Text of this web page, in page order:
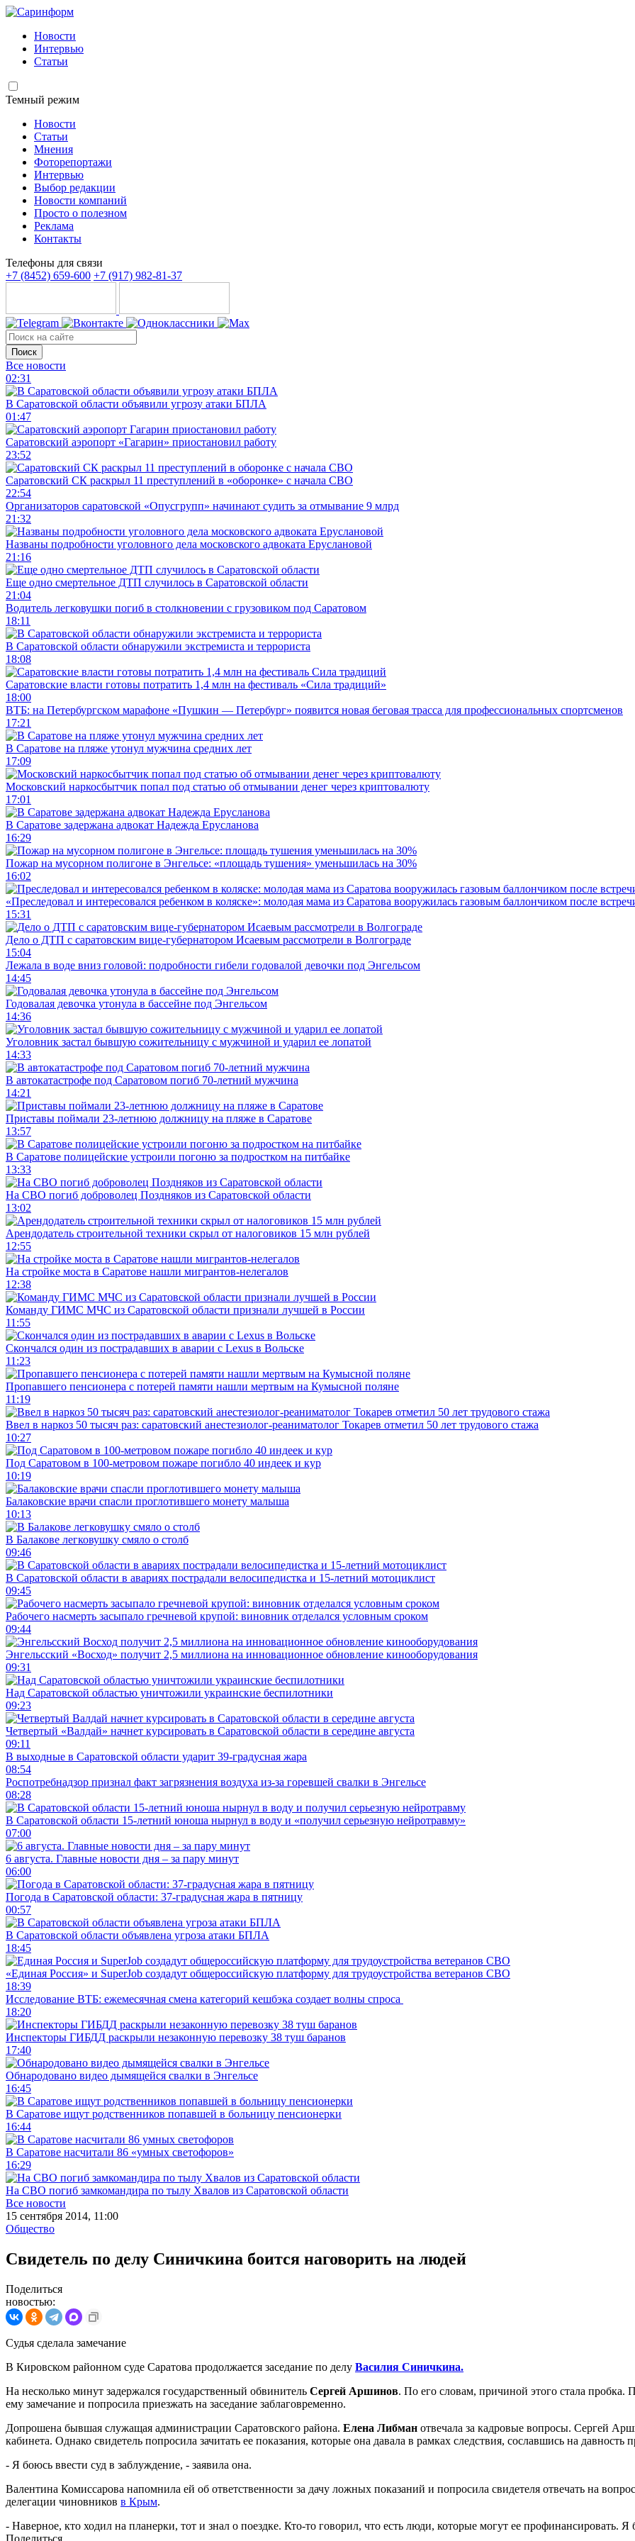
Новости
Интервью
Статьи
Темный режим
Новости
Статьи
Мнения
Фоторепортажи
Интервью
Выбор редакции
Новости компаний
Просто о полезном
Реклама
Контакты
Телефоны для связи
+7 (8452) 659-600 +7 (917) 982-81-37
Поиск
Все новости
02:31
В Саратовской области объявили угрозу атаки БПЛА
01:47
Саратовский аэропорт «Гагарин» приостановил работу
23:52
Саратовский СК раскрыл 11 преступлений в «оборонке» с начала СВО
22:54
Организаторов саратовской «Опусгрупп» начинают судить за отмывание 9 млрд
21:32
Названы подробности уголовного дела московского адвоката Еруслановой
21:16
Еще одно смертельное ДТП случилось в Саратовской области
21:04
Водитель легковушки погиб в столкновении с грузовиком под Саратовом
18:11
В Саратовской области обнаружили экстремиста и террориста
18:08
Саратовские власти готовы потратить 1,4 млн на фестиваль «Сила традиций»
18:00
ВТБ: на Петербургском марафоне «Пушкин — Петербург» появится новая беговая трасса для профессиональных спортсменов
17:21
В Саратове на пляже утонул мужчина средних лет
17:09
Московский наркосбытчик попал под статью об отмывании денег через криптовалюту
17:01
В Саратове задержана адвокат Надежда Ерусланова
16:29
Пожар на мусорном полигоне в Энгельсе: «площадь тушения» уменьшилась на 30%
16:02
«Преследовал и интересовался ребенком в коляске»: молодая мама из Саратова вооружилась газовым баллончиком после
15:31
Дело о ДТП с саратовским вице-губернатором Исаевым рассмотрели в Волгограде
15:04
Лежала в воде вниз головой: подробности гибели годовалой девочки под Энгельсом
14:45
Годовалая девочка утонула в бассейне под Энгельсом
14:36
Уголовник застал бывшую сожительницу с мужчиной и ударил ее лопатой
14:33
В автокатастрофе под Саратовом погиб 70-летний мужчина
14:21
Приставы поймали 23-летнюю должницу на пляже в Саратове
13:57
В Саратове полицейские устроили погоню за подростком на питбайке
13:33
На СВО погиб доброволец Поздняков из Саратовской области
13:02
Арендодатель строительной техники скрыл от налоговиков 15 млн рублей
12:55
На стройке моста в Саратове нашли мигрантов-нелегалов
12:38
Команду ГИМС МЧС из Саратовской области признали лучшей в России
11:55
Скончался один из пострадавших в аварии c Lexus в Вольске
11:23
Пропавшего пенсионера с потерей памяти нашли мертвым на Кумысной поляне
11:19
Ввел в наркоз 50 тысяч раз: саратовский анестезиолог-реаниматолог Токарев отметил 50 лет трудового стажа
10:27
Под Саратовом в 100-метровом пожаре погибло 40 индеек и кур
10:19
Балаковские врачи спасли проглотившего монету малыша
10:13
В Балакове легковушку смяло о столб
09:46
В Саратовской области в авариях пострадали велосипедистка и 15-летний мотоциклист
09:45
Рабочего насмерть засыпало гречневой крупой: виновник отделался условным сроком
09:44
Энгельсский «Восход» получит 2,5 миллиона на инновационное обновление кинооборудования
09:31
Над Саратовской областью уничтожили украинские беспилотники
09:23
Четвертый «Валдай» начнет курсировать в Саратовской области в середине августа
09:11
В выходные в Саратовской области ударит 39-градусная жара
08:54
Роспотребнадзор признал факт загрязнения воздуха из-за горевшей свалки в Энгельсе
08:28
В Саратовской области 15-летний юноша нырнул в воду и «получил серьезную нейротравму»
07:00
6 августа. Главные новости дня – за пару минут
06:00
Погода в Саратовской области: 37-градусная жара в пятницу
00:57
В Саратовской области объявлена угроза атаки БПЛА
18:45
«Единая Россия» и SuperJob создадут общероссийскую платформу для трудоустройства ветеранов СВО
18:39
Исследование ВТБ: ежемесячная смена категорий кешбэка создает волны спроса
18:20
Инспекторы ГИБДД раскрыли незаконную перевозку 38 туш баранов
17:40
Обнародовано видео дымящейся свалки в Энгельсе
16:45
В Саратове ищут родственников попавшей в больницу пенсионерки
16:44
В Саратове насчитали 86 «умных светофоров»
16:29
На СВО погиб замкомандира по тылу Хвалов из Саратовской области
Все новости
15 сентября 2014, 11:00
Общество
Свидетель по делу Синичкина боится наговорить на людей
Поделиться
новостью:
Судья сделала замечание
В Кировском районном суде Саратова продолжается заседание по делу Василия Синичкина.
На несколько минут задержался государственный обвинитель Сергей Аршинов. По его словам, причиной этого стала пробка.
ему замечание и попросила приезжать на заседание заблаговременно.
Допрошена бывшая служащая администрации Саратовского района. Елена Либман отвечала за кадровые вопросы. Сергей
кабинета. Однако свидетель попросила зачитать ее показания, которые она давала в рамках следствия, сославшись на давность
- Я боюсь ввести суд в заблуждение, - заявила она.
Валентина Комиссарова напомнила ей об ответственности за дачу ложных показаний и попросила свидетеля отвечать на
делегации чиновников в Крым.
- Наверное, кто ходил на планерки, тот и знал о поездке. Кто-то говорил, что есть люди, которые могут ее профинансировать.
Поделиться